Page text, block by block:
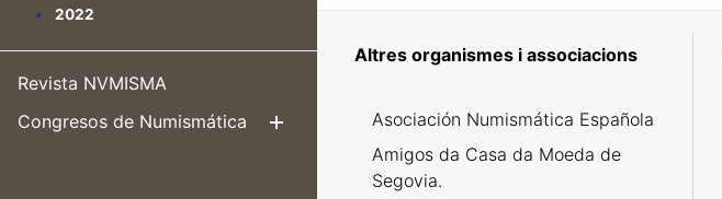
2022
Revista NVMISMA
Congresos de Numismática
Mostrar/Ocultar
Altres organismes i associacions
Asociación Numismática Española
Amigos da Casa da Moeda de
Segovia.